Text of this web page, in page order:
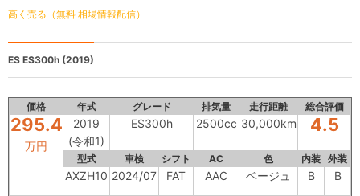
高く売る（無料 相場情報配信）
ES ES300h (2019)
価格 年式 グレード 排気量 走行距離 総合評価
295.4
万円
2019
(令和1)
ES300h 2500cc 30,000km 4.5
型式 車検 シフト AC 色 内装 外装
AXZH10 2024/07 FAT AAC ベージュ B B